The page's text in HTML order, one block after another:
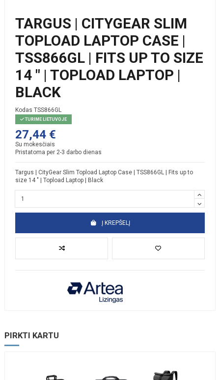
TARGUS | CITYGEAR SLIM
TOPLOAD LAPTOP CASE |
TSS866GL | FITS UP TO SIZE
14 " | TOPLOAD LAPTOP |
BLACK
Kodas TSS866GL
TURIME LIETUVOJE
27,44 €
Su mokesčiais
Pristatoma per 2-3 darbo dienas
Targus | CityGear Slim Topload Laptop Case | TSS866GL | Fits up to
size 14 " | Topload Laptop | Black
Į KREPŠELĮ
PIRKTI KARTU